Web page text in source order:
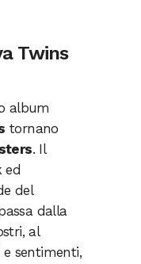
Twins
album
tornano
. Il
ed
del
dalla
al
sentimenti,